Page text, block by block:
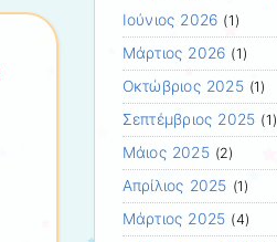
Ιούνιος 2026 (1)
Μάρτιος 2026 (1)
Οκτώβριος 2025(1)
Σεπτέμβριος 2025 (1)
Μάιος 2025(2)
Απρίλιος 2025 (1)
Μάρτιος 2025 (4)